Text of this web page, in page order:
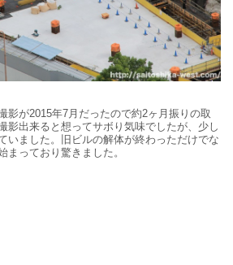
影が2015年7月だったので約2ヶ月振りの取
影出来ると想ってサボり気味でしたが、少し
いました。旧ビルの解体が終わっただけでな
まっており驚きました。